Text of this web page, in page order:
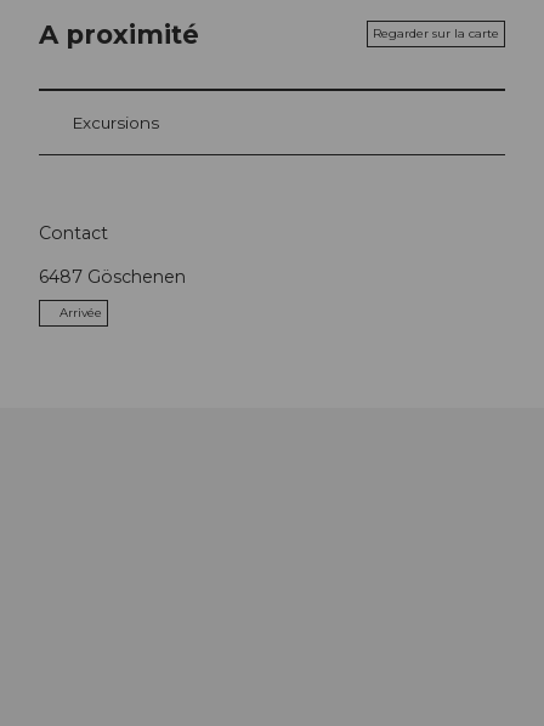
A proximité Regarder sur la carte
Excursions
Contact
6487 Göschenen
Arrivée